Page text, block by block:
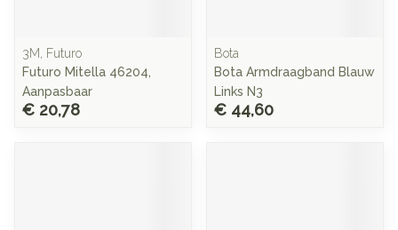
3M, Futuro
Futuro Mitella 46204,
Aanpasbaar
€ 20,78
Bota
Bota Armdraagband Blauw
Links N3
€ 44,60